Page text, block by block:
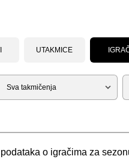
UTAKMICE
o igračima za